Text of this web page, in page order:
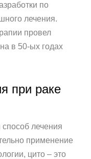
по
лечения.
провел
в 50-ых годах
при раке
лечения
применение
цито – это